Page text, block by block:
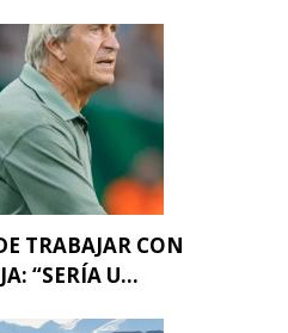
TRABAJAR CON
“SERÍA U...